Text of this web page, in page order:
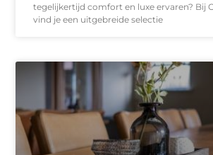
tegelijkertijd comfort en luxe ervaren? Bij
vind je een uitgebreide selectie